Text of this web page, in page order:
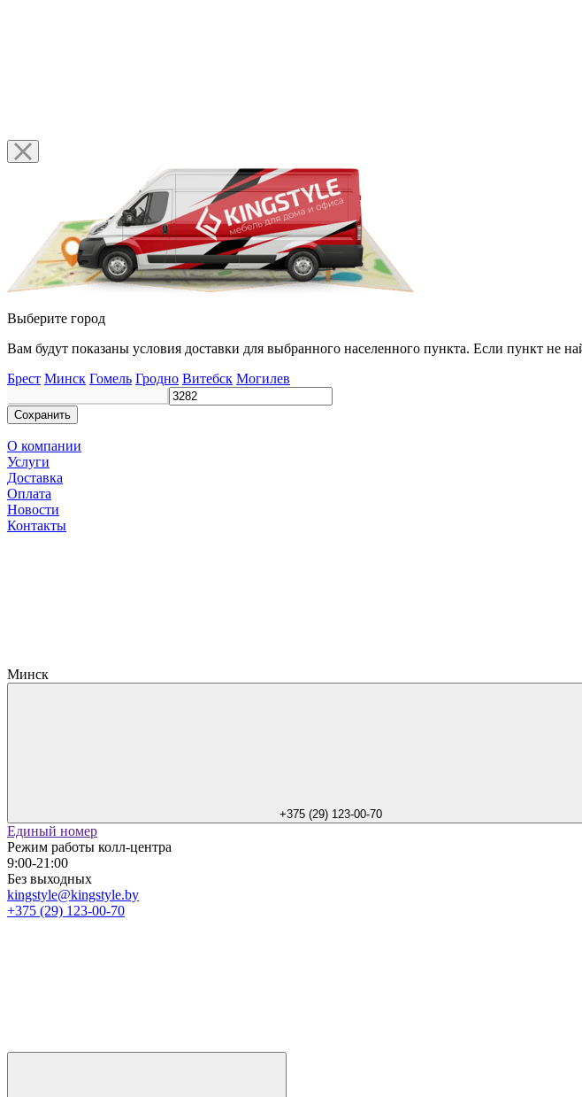
Выберите город
Вам будут показаны условия доставки для выбранного населенного пункта. Если пункт не
Брест Минск Гомель Гродно Витебск Могилев
Сохранить
О компании
Услуги
Доставка
Оплата
Новости
Контакты
Минск
+375 (29) 123-00-70
Единый номер
Режим работы колл-центра
9:00-21:00
Без выходных
kingstyle@kingstyle.by
+375 (29) 123-00-70